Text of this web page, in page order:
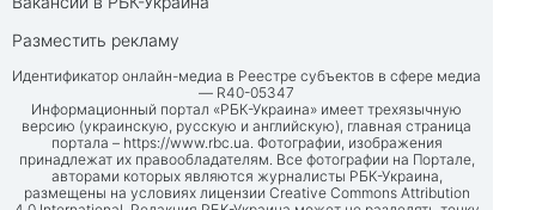
Разместить рекламу
Идентификатор онлайн-медиа в Реестре субъектов в сфере медиа
— R40-05347
Информационный портал «РБК-Украина» имеет трехязычную
версию (украинскую, русскую и английскую), главная страница
портала – https://www.rbc.ua. Фотографии, изображения
принадлежат их правообладателям. Все фотографии на Портале,
авторами которых являются журналисты РБК-Украина,
размещены на условиях лицензии Creative Commons Attribution